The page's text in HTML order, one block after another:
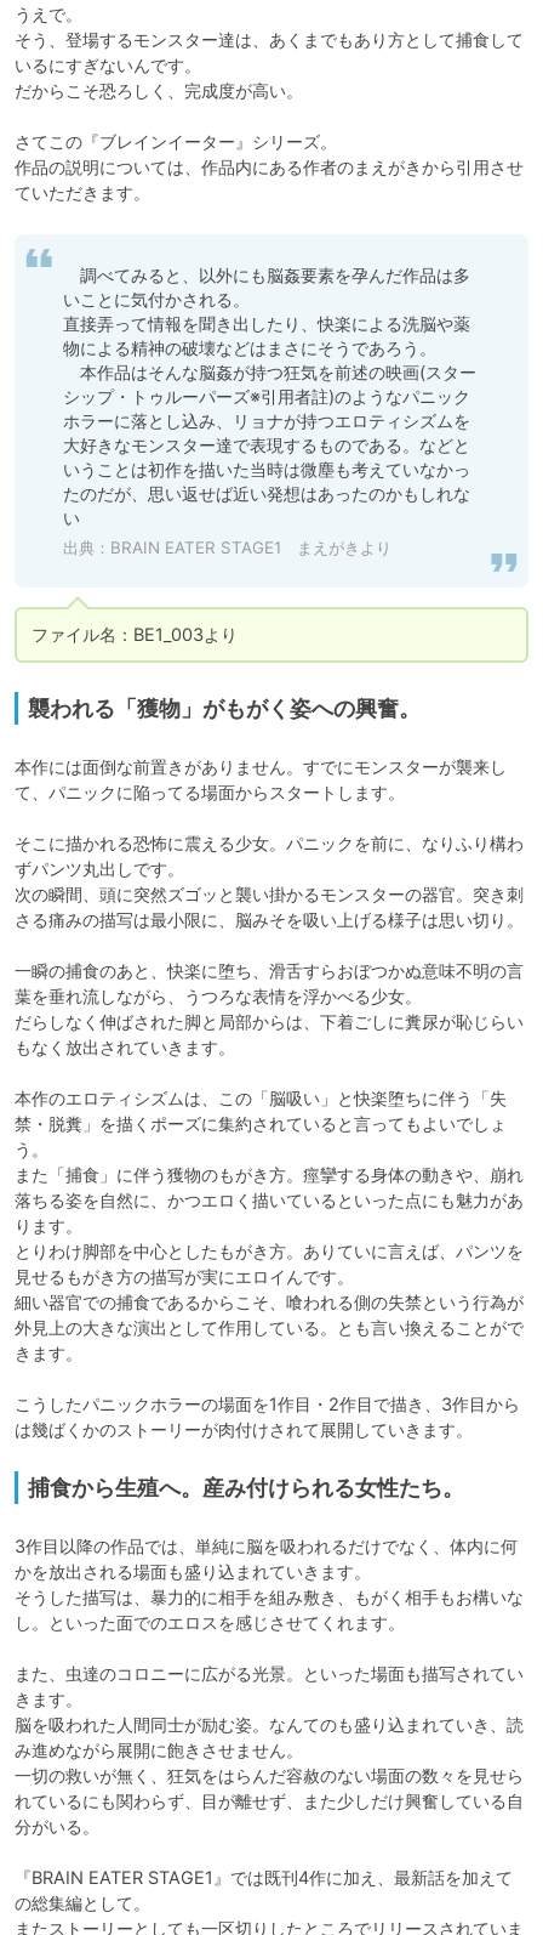
うえで。
そう、登場するモンスター達は、あくまでもあり方として捕食して
いるにすぎないんです。
だからこそ恐ろしく、完成度が高い。
さてこの『ブレインイーター』シリーズ。
作品の説明については、作品内にある作者のまえがきから引用させ
調べてみると、以外にも脳姦要素を孕んだ作品は多
いことに気付かされる。
直接弄って情報を聞き出したり、快楽による洗脳や薬
物による精神の破壊などはまさにそうであろう。
本作品はそんな脳姦が持つ狂気を前述の映画(スター
シップ・トゥルーパーズ※引用者註)のようなパニック
ホラーに落とし込み、リョナが持つエロティシズムを
大好きなモンスター達で表現するものである。などと
いうことは初作を描いた当時は微塵も考えていなかっ
たのだが、思い返せば近い発想はあったのかもしれな
い
出典：BRAIN EATER STAGE1 まえがきより
ファイル名：BE1_003より
襲われる「獲物」がもがく姿への興奮。
本作には面倒な前置きがありません。すでにモンスターが襲来し
て、パニックに陥ってる場面からスタートします。
そこに描かれる恐怖に震える少女。パニックを前に、なりふり構わ
ずパンツ丸出しです。
次の瞬間、頭に突然ズゴッと襲い掛かるモンスターの器官。突き刺
さる痛みの描写は最小限に、脳みそを吸い上げる様子は思い切り。
一瞬の捕食のあと、快楽に堕ち、滑舌すらおぼつかぬ意味不明の言
葉を垂れ流しながら、うつろな表情を浮かべる少女。
だらしなく伸ばされた脚と局部からは、下着ごしに糞尿が恥じらい
もなく放出されていきます。
本作のエロティシズムは、この「脳吸い」と快楽堕ちに伴う「失
禁・脱糞」を描くポーズに集約されていると言ってもよいでしょ
う。
また「捕食」に伴う獲物のもがき方。痙攣する身体の動きや、崩れ
落ちる姿を自然に、かつエロく描いているといった点にも魅力があ
ります。
とりわけ脚部を中心としたもがき方。ありていに言えば、パンツを
見せるもがき方の描写が実にエロイんです。
細い器官での捕食であるからこそ、喰われる側の失禁という行為が
外見上の大きな演出として作用している。とも言い換えることがで
きます。
こうしたパニックホラーの場面を1作目・2作目で描き、3作目から
捕食から生殖へ。産み付けられる女性たち。
3作目以降の作品では、単純に脳を吸われるだけでなく、体内に何
かを放出される場面も盛り込まれていきます。
そうした描写は、暴力的に相手を組み敷き、もがく相手もお構いな
し。といった面でのエロスを感じさせてくれます。
また、虫達のコロニーに広がる光景。といった場面も描写されてい
きます。
脳を吸われた人間同士が励む姿。なんてのも盛り込まれていき、読
み進めながら展開に飽きさせません。
一切の救いが無く、狂気をはらんだ容赦のない場面の数々を見せら
れているにも関わらず、目が離せず、また少しだけ興奮している自
分がいる。
『BRAIN EATER STAGE1』では既刊4作に加え、最新話を加えて
の総集編として。
またストーリーとしても一区切りしたところでリリースされていま